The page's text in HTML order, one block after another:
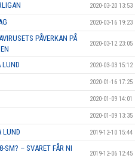
2020-03-20 13:53
2020-03-16 19:23
PÅVERKAN PÅ
2020-03-12 23:05
LUND 2020-03-03 15:12
2020-01-16 17:25
2020-01-09 14:01
2020-01-09 13:35
LUND 2019-12-10 15:44
SM? – SVARET FÅR NI
2019-12-06 12:45